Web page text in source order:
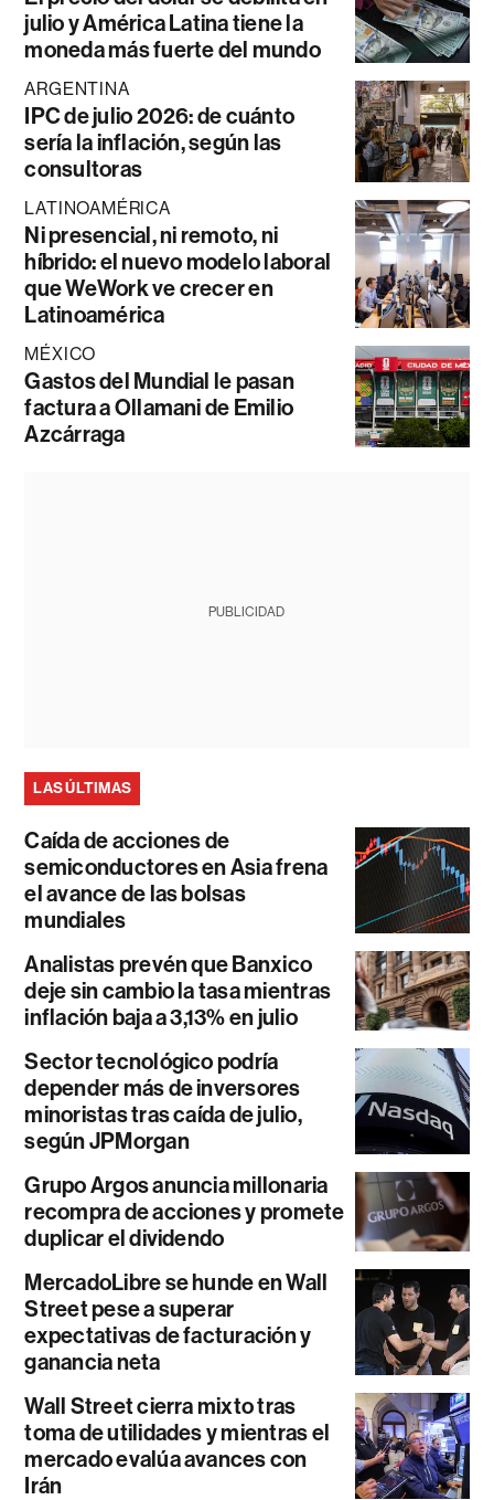
julio y América Latina tiene la
moneda más fuerte del mundo
ARGENTINA
IPC de julio 2026: de cuánto
sería la inflación, según las
consultoras
LATINOAMÉRICA
Ni presencial, ni remoto, ni
híbrido: el nuevo modelo laboral
que WeWork ve crecer en
Latinoamérica
MÉXICO
Gastos del Mundial le pasan
factura a Ollamani de Emilio
Azcárraga
PUBLICIDAD
LAS ÚLTIMAS
Caída de acciones de
semiconductores en Asia frena
el avance de las bolsas
mundiales
Analistas prevén que Banxico
deje sin cambio la tasa mientras
inflación baja a 3,13% en julio
Sector tecnológico podría
depender más de inversores
minoristas tras caída de julio,
según JPMorgan
Grupo Argos anuncia millonaria
recompra de acciones y promete
duplicar el dividendo
MercadoLibre se hunde en Wall
Street pese a superar
expectativas de facturación y
ganancia neta
Wall Street cierra mixto tras
toma de utilidades y mientras el
mercado evalúa avances con
Irán